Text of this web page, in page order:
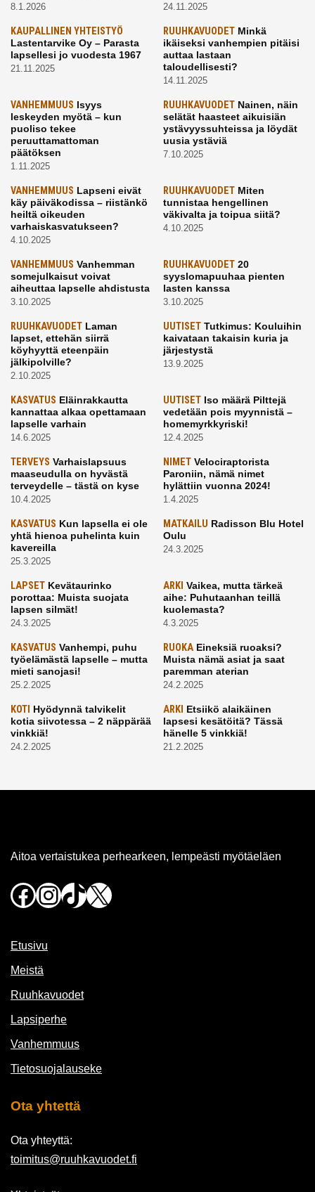
8.1.2026 24.11.2025
KAUPALLINEN YHTEISTYÖ
Lastentarvike Oy – Parasta
lapsellesi jo vuodesta 1967
21.11.2025
RUUHKAVUODETMinkä
ikäiseksi vanhempien pitäisi
auttaa lastaan
taloudellisesti?
14.11.2025
VANHEMMUUS Isyys
leskeyden myötä – kun
puoliso tekee
peruuttamattoman
päätöksen
1.11.2025
RUUHKAVUODETNainen, näin
selätät haasteet aikuisiän
ystävyyssuhteissa ja löydät
uusia ystäviä
7.10.2025
VANHEMMUUS Lapseni eivät
käy päiväkodissa – riistänkö
heiltä oikeuden
varhaiskasvatukseen?
4.10.2025
RUUHKAVUODETMiten
tunnistaa hengellinen
väkivalta ja toipua siitä?
4.10.2025
VANHEMMUUS Vanhemman
somejulkaisut voivat
aiheuttaa lapselle ahdistusta
3.10.2025
RUUHKAVUODET20
syyslomapuuhaa pienten
lasten kanssa
3.10.2025
RUUHKAVUODET Laman
lapset, ettehän siirrä
köyhyyttä eteenpäin
jälkipolville?
2.10.2025
UUTISETTutkimus: Kouluihin
kaivataan takaisin kuria ja
järjestystä
13.9.2025
KASVATUS Eläinrakkautta
kannattaa alkaa opettamaan
lapselle varhain
14.6.2025
UUTISETIso määrä Pilttejä
vedetään pois myynnistä –
homemyrkkyriski!
12.4.2025
TERVEYS Varhaislapsuus
maaseudulla on hyvästä
terveydelle – tästä on kyse
10.4.2025
NIMETVelociraptorista
Paroniin, nämä nimet
hylättiin vuonna 2024!
1.4.2025
KASVATUS Kun lapsella ei ole
yhtä hienoa puhelinta kuin
kavereilla
25.3.2025
MATKAILU Radisson Blu Hotel
Oulu
24.3.2025
LAPSET Kevätaurinko
porottaa: Muista suojata
lapsen silmät!
24.3.2025
ARKI Vaikea, mutta tärkeä
aihe: Puhutaanhan teillä
kuolemasta?
4.3.2025
KASVATUS Vanhempi, puhu
työelämästä lapselle – mutta
mieti sanojasi!
25.2.2025
RUOKAEineksiä ruoaksi?
Muista nämä asiat ja saat
paremman aterian
24.2.2025
KOTI Hyödynnä talvikelit
kotia siivotessa – 2 näppärää
vinkkiä!
24.2.2025
ARKI Etsiikö alaikäinen
lapsesi kesätöitä? Tässä
hänelle 5 vinkkiä!
21.2.2025
Aitoa vertaistukea perhearkeen, lempeästi myötäeläen
Facebook
Instagram
TikTok
X
Etusivu
Meistä
Ruuhkavuodet
Lapsiperhe
Vanhemmuus
Tietosuojalauseke
Ota yhtettä
Ota yhteyttä:
toimitus@ruuhkavuodet.fi